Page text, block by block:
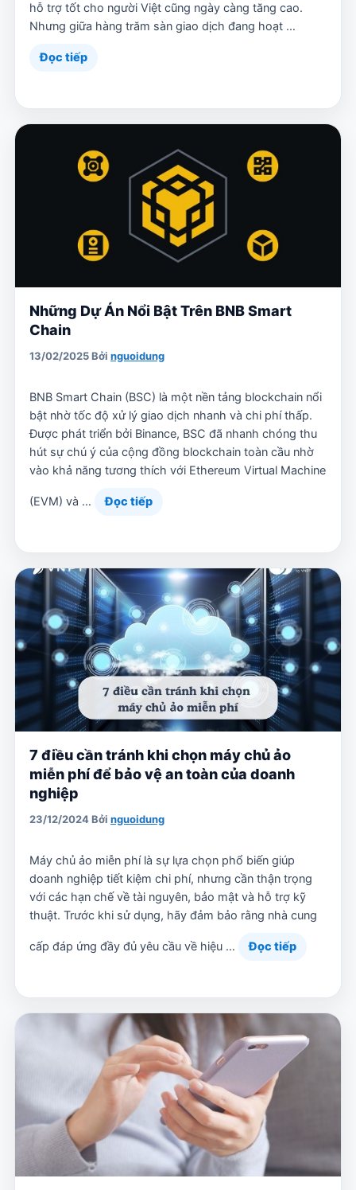
hỗ trợ tốt cho người Việt cũng ngày càng tăng cao.
Nhưng giữa hàng trăm sàn giao dịch đang hoạt …
Đọc tiếp
Những Dự Án Nổi Bật Trên BNB Smart
Chain
13/02/2025Bởi nguoidung
BNB Smart Chain (BSC) là một nền tảng blockchain nổi
bật nhờ tốc độ xử lý giao dịch nhanh và chi phí thấp.
Được phát triển bởi Binance, BSC đã nhanh chóng thu
hút sự chú ý của cộng đồng blockchain toàn cầu nhờ
vào khả năng tương thích với Ethereum Virtual Machine
(EVM) và … Đọc tiếp
7 điều cần tránh khi chọn máy chủ ảo
miễn phí để bảo vệ an toàn của doanh
nghiệp
23/12/2024Bởi nguoidung
Máy chủ ảo miễn phí là sự lựa chọn phổ biến giúp
doanh nghiệp tiết kiệm chi phí, nhưng cần thận trọng
với các hạn chế về tài nguyên, bảo mật và hỗ trợ kỹ
thuật. Trước khi sử dụng, hãy đảm bảo rằng nhà cung
cấp đáp ứng đầy đủ yêu cầu về hiệu … Đọc tiếp